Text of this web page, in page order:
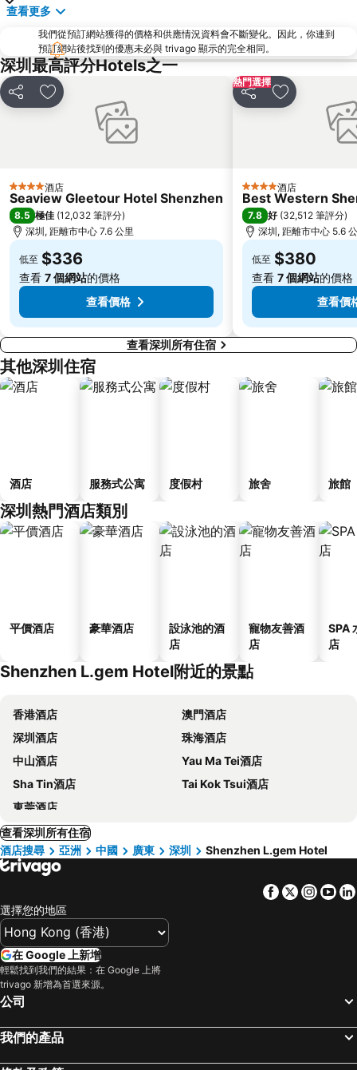
羅湖
North Point Metro Station
中環
Cheung Chau
羅湖口岸
Sheung Wan Metro Station
Tsing Yi Metro Station
寶安區
深圳寶安國際機場
深圳站
深圳野生動物園
大梅沙海濱公園
Lamma Island
Tin Hau Metro Station
九龍塘
查看更多
我們從預訂網站獲得的價格和供應情況資料會不斷變化。因此，你連到
預訂網站後找到的優惠未必與 trivago 顯示的完全相同。
深圳最高評分Hotels之一
分享 放到收藏夾
4 星級 酒店
Seaview Gleetour Hotel Shenzhen
8.5 極佳 (12,032 筆評分)
深圳, 距離市中心 7.6 公里
低至 $336
查看 7 個網站的價格
查看價格
熱門選擇
分享 放到收藏夾
4 星級 酒店
Best Western
7.8 好 (32,512 筆評分)
深圳, 距離市中心 5.6
低至 $380
查看 7 個網站的價格
查看價
查看深圳所有住宿
其他深圳住宿
酒店 服務式公寓 度假村 旅舍 旅館
深圳熱門酒店類別
平價酒店 豪華酒店
設泳池的酒
店
寵物友善酒
店
SPA
店
Shenzhen L.gem Hotel附近的景點
香港酒店
澳門酒店
深圳酒店
珠海酒店
中山酒店
Yau Ma Tei酒店
Sha Tin酒店
Tai Kok Tsui酒店
東莞酒店
查看深圳所有住宿
酒店搜尋
亞洲 中國 廣東 深圳 Shenzhen L.gem Hotel
Facebook
Twitter
選擇您的地區
在 Google 上新增
輕鬆找到我們的結果：在 Google 上將
trivago 新增為首選來源。
公司
我們的產品